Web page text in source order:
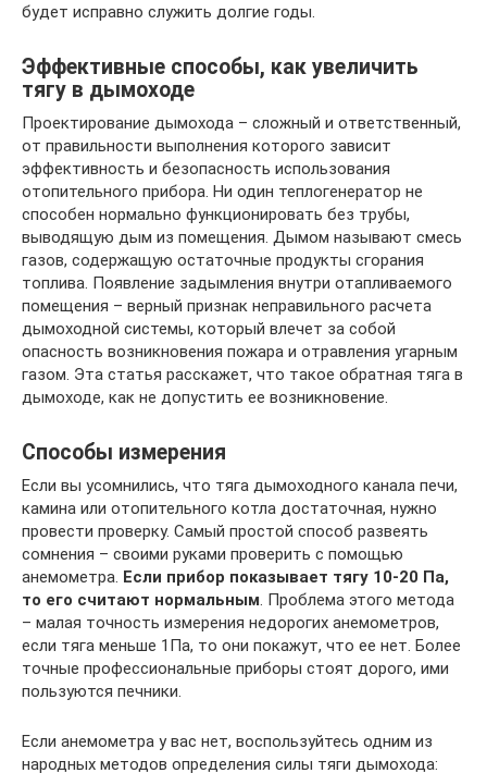
будет исправно служить долгие годы.
Эффективные способы, как увеличить
тягу в дымоходе
Проектирование дымохода – сложный и ответственный,
от правильности выполнения которого зависит
эффективность и безопасность использования
отопительного прибора. Ни один теплогенератор не
способен нормально функционировать без трубы,
выводящую дым из помещения. Дымом называют смесь
газов, содержащую остаточные продукты сгорания
топлива. Появление задымления внутри отапливаемого
помещения – верный признак неправильного расчета
дымоходной системы, который влечет за собой
опасность возникновения пожара и отравления угарным
газом. Эта статья расскажет, что такое обратная тяга в
дымоходе, как не допустить ее возникновение.
Способы измерения
Если вы усомнились, что тяга дымоходного канала печи,
камина или отопительного котла достаточная, нужно
провести проверку. Самый простой способ развеять
сомнения – своими руками проверить с помощью
анемометра. Если прибор показывает тягу 10-20 Па,
то его считают нормальным . Проблема этого метода
– малая точность измерения недорогих анемометров,
если тяга меньше 1Па, то они покажут, что ее нет. Более
точные профессиональные приборы стоят дорого, ими
пользуются печники.
Если анемометра у вас нет, воспользуйтесь одним из
народных методов определения силы тяги дымохода: